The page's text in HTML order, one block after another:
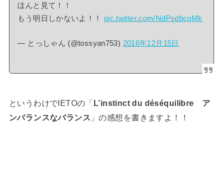
ほんと見て！！
もう明日しかないよ！！ pic.twitter.com/NdPsdbcgMk
— とっしゃん (@tossyan753) 2016年12月15日
というわけでIETOの「L’instinct du déséquilibre ア
ンバランスなバランス 」の感想を書きますよ！！